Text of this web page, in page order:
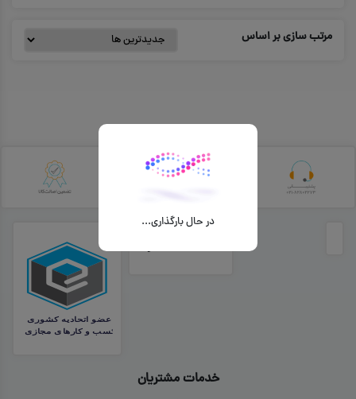
مرتب سازی بر اساس
خدمات مشتریان
در حال بارگذاری...